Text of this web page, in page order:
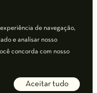
de navegação,
e analisar nosso
concorda com nosso
Aceitar tudo